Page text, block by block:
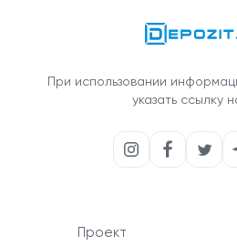
При использовании
указать ссылку
Проект